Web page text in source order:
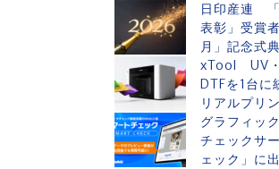
日印産連
表彰」受賞
月」記念式
xTool UV・
DTFを1台に
リアルプリ
グラフィッ
チェックサ
ェック」に